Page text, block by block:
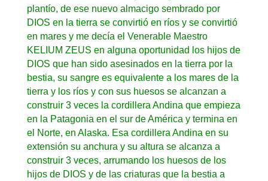
plantío, de ese nuevo almacigo sembrado por
DIOS en la tierra se convirtió en ríos y se convirtió
en mares y me decía el Venerable Maestro
KELIUM ZEUS en alguna oportunidad los hijos de
DIOS que han sido asesinados en la tierra por la
bestia, su sangre es equivalente a los mares de la
tierra y los ríos y con sus huesos se alcanzan a
construir 3 veces la cordillera Andina que empieza
en la Patagonia en el sur de América y termina en
el Norte, en Alaska. Esa cordillera Andina en su
extensión su anchura y su altura se alcanza a
construir 3 veces, arrumando los huesos de los
hijos de DIOS y de las criaturas que la bestia a